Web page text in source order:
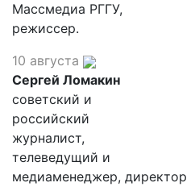
Массмедиа РГГУ,
режиссер.
10 августа
Сергей Ломакин
советский и
российский
журналист,
телеведущий и
медиаменеджер, директор